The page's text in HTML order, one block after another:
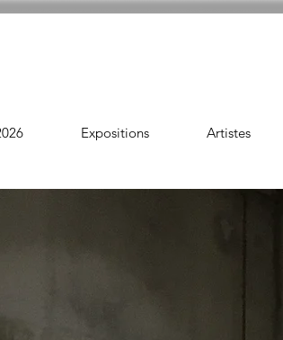
Expositions Artistes